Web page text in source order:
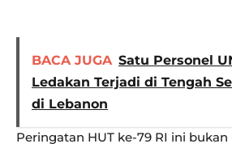
BACA JUGA Satu Personel
Ledakan Terjadi di Tengah
di Lebanon
Peringatan HUT ke-79 RI ini bukan